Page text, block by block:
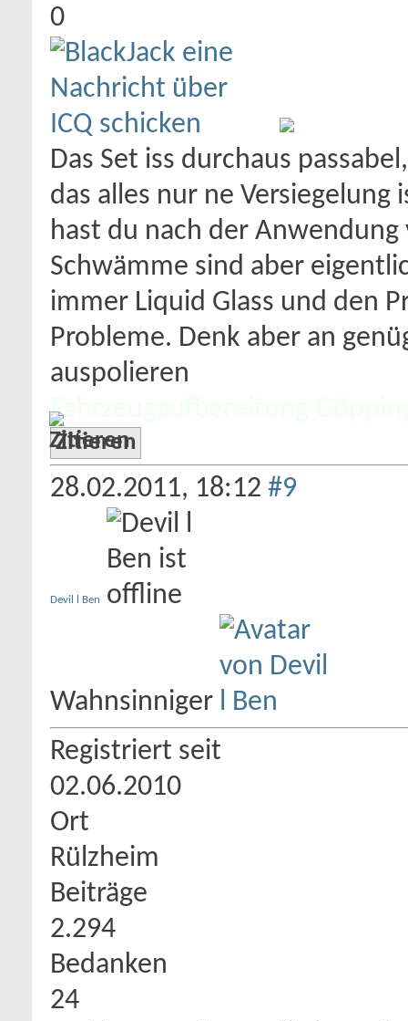
0
Das Set iss durchaus
das alles nur ne Versiegelung
hast du nach der
Schwämme sind aber
immer Liquid Glass und den
Probleme. Denk aber an
auspolieren
Fahrzeugaufbereitung
Zitieren
28.02.2011, 18:12 #9
Devil l Ben
Wahnsinniger
Registriert seit
02.06.2010
Ort
Rülzheim
Beiträge
2.294
Bedanken
24